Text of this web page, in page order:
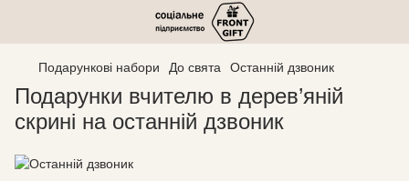
Подарункові набори До свята Останній дзвоник
Подарунки вчителю в дерев’яній
скрині на останній дзвоник